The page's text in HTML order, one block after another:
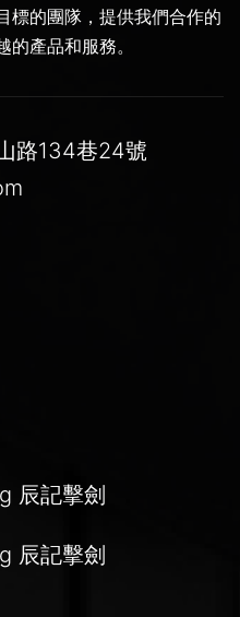
標的團隊，提供我們合作的
的產品和服務。
路134巷24號
辰記擊劍
辰記擊劍